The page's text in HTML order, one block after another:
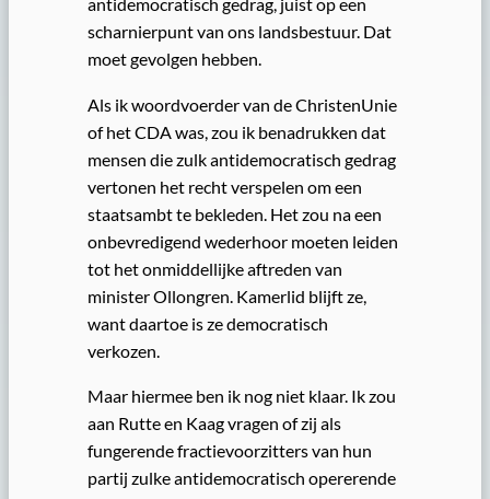
antidemocratisch gedrag, juist op een
scharnierpunt van ons landsbestuur. Dat
moet gevolgen hebben.
Als ik woordvoerder van de ChristenUnie
of het CDA was, zou ik benadrukken dat
mensen die zulk antidemocratisch gedrag
vertonen het recht verspelen om een
staatsambt te bekleden. Het zou na een
onbevredigend wederhoor moeten leiden
tot het onmiddellijke aftreden van
minister Ollongren. Kamerlid blijft ze,
want daartoe is ze democratisch
verkozen.
Maar hiermee ben ik nog niet klaar. Ik zou
aan Rutte en Kaag vragen of zij als
fungerende fractievoorzitters van hun
partij zulke antidemocratisch opererende